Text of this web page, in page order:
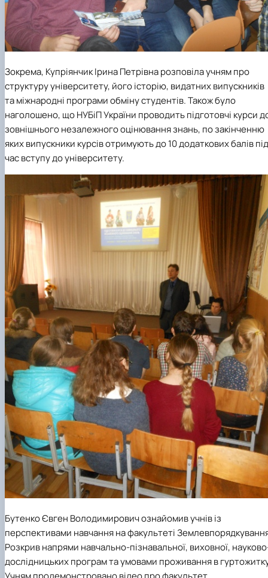
Зокрема, Купріянчик Ірина Петрівна розповіла учням про
структуру університету, його історію, видатних випускників
та міжнародні програми обміну студентів. Також було
наголошено, що НУБіП України проводить підготовчі курси
зовнішнього незалежного оцінювання знань, по закінченню
яких випускники курсів отримують до 10 додаткових балів під
час вступу до університету.
Бутенко Євген Володимирович ознайомив учнів із
перспективами навчання на факультеті
Розкрив напрями навчально-пізнавальної, виховної,
дослідницьких програм таумовами проживання в